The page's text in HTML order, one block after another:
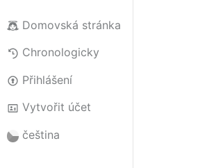
Domovská stránka
Chronologicky
Přihlášení
Vytvořit účet
čeština